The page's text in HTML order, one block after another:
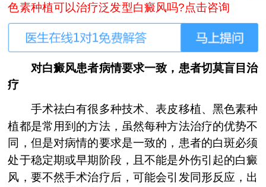
色素种植可以治疗泛发型白癜风吗?点击咨询
对白癜风患者病情要求一致，患者切莫盲目治
疗
手术祛白有很多种技术、表皮移植、黑色素种
植都是常用到的方法，虽然每种方法治疗的优势不
同，但是对病情的要求是一致的，患者的白斑必须
处于稳定期或早期阶段，且不能是外伤引起的白癜
风，要不然手术治疗后，可能会引发同形反应，出